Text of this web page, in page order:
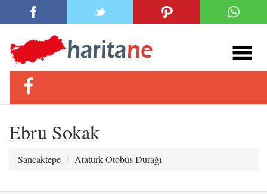
Ebru Sokak
Sancaktepe Atatürk Otobüs Durağı